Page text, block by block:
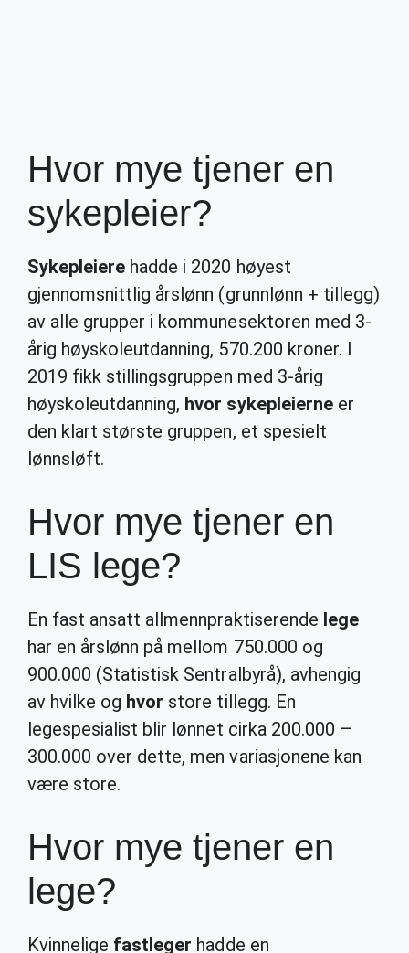
Hvor mye tjener en
sykepleier?
Sykepleiere hadde i 2020 høyest
gjennomsnittlig årslønn (grunnlønn + tillegg)
av alle grupper i kommunesektoren med 3-
årig høyskoleutdanning, 570.200 kroner. I
2019 fikk stillingsgruppen med 3-årig
høyskoleutdanning, hvor sykepleierneer
den klart største gruppen, et spesielt
lønnsløft.
Hvor mye tjener en
LIS lege?
En fast ansatt allmennpraktiserende lege
har en årslønn på mellom 750.000 og
900.000 (Statistisk Sentralbyrå), avhengig
av hvilke og hvor store tillegg. En
legespesialist blir lønnet cirka 200.000 –
300.000 over dette, men variasjonene kan
være store.
Hvor mye tjener en
lege?
Kvinnelige fastleger hadde en